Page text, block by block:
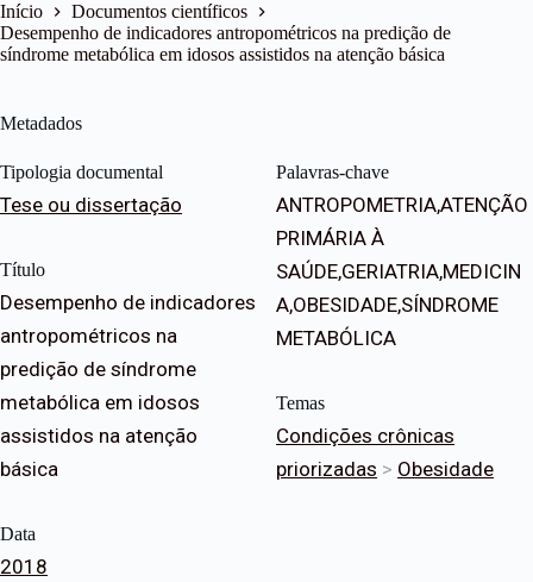
n
t
e
o
Início
Documentos científicos
Desempenho de indicadores antropométricos na predição de
síndrome metabólica em idosos assistidos na atenção básica
Metadados
Tipologia documental
Tese ou dissertação
Título
Desempenho de indicadores
antropométricos na
predição de síndrome
metabólica em idosos
assistidos na atenção
básica
Data
2018
Palavras-chave
ANTROPOMETRIA,ATENÇÃO
PRIMÁRIA À
SAÚDE,GERIATRIA,MEDICIN
A,OBESIDADE,SÍNDROME
METABÓLICA
Temas
Condições crônicas
priorizadas > Obesidade